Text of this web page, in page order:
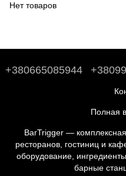
Нет товаров
+380665085944
Полная
BarTrigger — комплексная
ресторанов, гостиниц и
оборудование,
барные